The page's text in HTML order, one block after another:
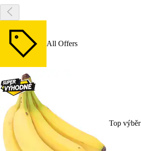
All Offers
Top výběr